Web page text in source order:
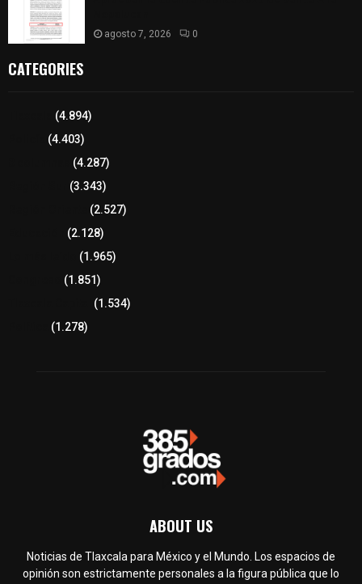
agosto 7, 2026 0
CATEGORIES
(4.894)
(4.403)
(4.287)
(3.343)
(2.527)
(2.128)
(1.965)
(1.851)
(1.534)
(1.278)
ABOUT US
Noticias de Tlaxcala para México y el Mundo. Los espacios de
opinión son estrictamente personales a la figura pública que lo